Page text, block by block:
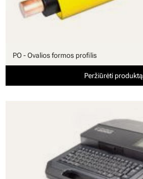
PO - Ovalios formos profilis
Peržiūrėti produktą